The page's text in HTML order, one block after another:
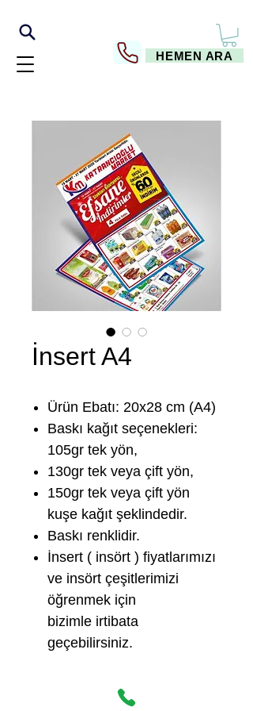
HEMEN ARA
İnsert A4
Ürün Ebatı: 20x28 cm (A4)
Baskı kağıt seçenekleri:
105gr tek yön,
130gr tek veya çift yön,
150gr tek veya çift yön
kuşe kağıt şeklindedir.
Baskı renklidir.
İnsert ( insört ) fiyatlarımızı
ve insört çeşitlerimizi
öğrenmek için
bizimle irtibata
geçebilirsiniz.